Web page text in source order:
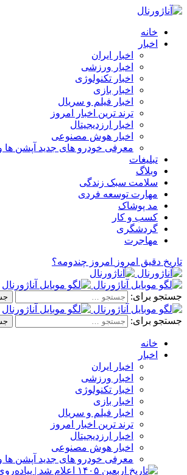
خانه
اخبار
اخبار ایران
اخبار ورزشی
اخبار تکنولوژی
اخبار بازی
اخبار فیلم و سریال
ترند ترین اخبار امروز
اخبار ارزدیجیتال
اخبار هوش مصنوعی
معرفی خودرو های جدید آپشن‌ ها
تبلیغات
وبلاگ
سلامت سبک زندگی
مهارت توسعه فردی
مد پوشاک
کسب و کار
گردشگری
مهاجرت
تاریخ دقیق امروز امروز چندومه؟
جستجو برای:
جستجو برای:
خانه
اخبار
اخبار ایران
اخبار ورزشی
اخبار تکنولوژی
اخبار بازی
اخبار فیلم و سریال
ترند ترین اخبار امروز
اخبار ارزدیجیتال
اخبار هوش مصنوعی
معرفی خودرو های جدید آپشن‌ ها